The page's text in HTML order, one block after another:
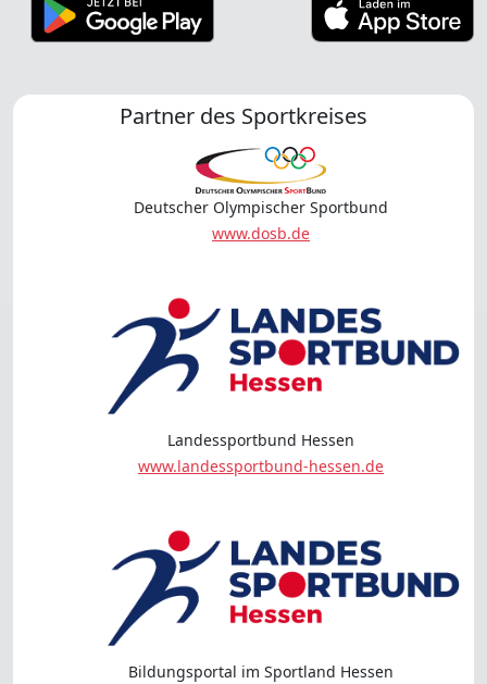
Partner des Sportkreises
Deutscher Olympischer Sportbund
www.dosb.de
Landessportbund Hessen
www.landessportbund-hessen.de
Bildungsportal im Sportland Hessen